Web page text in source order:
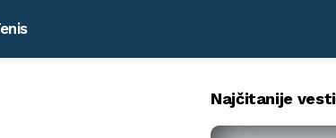
Najčitanije vesti